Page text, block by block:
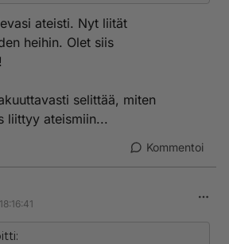
kuin vainoharhaiset ateistit.
ateisti. Nyt liität
heihin. Olet siis
selittää, miten
liittyy ateismiin...
Kommentoi